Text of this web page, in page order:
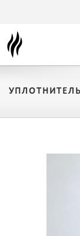
УПЛОТНИТЕЛЬ